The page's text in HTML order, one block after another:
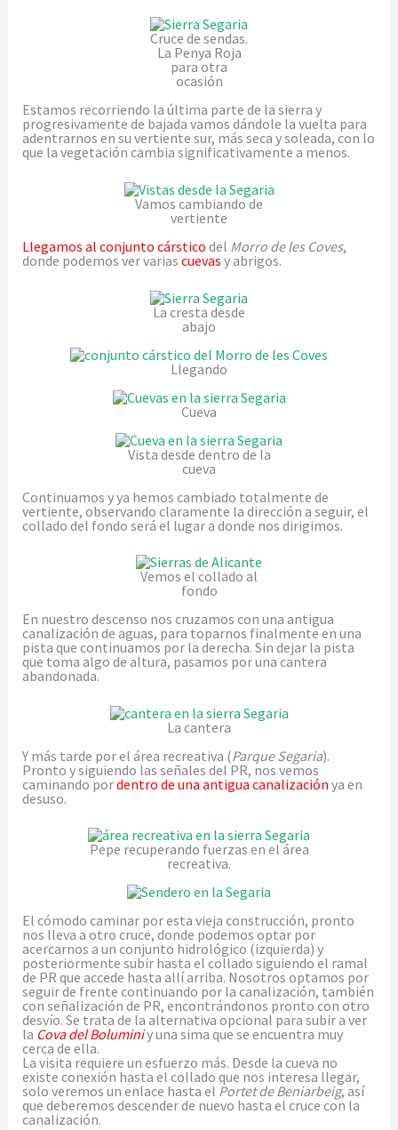
Cruce de sendas.
La Penya Roja
para otra
ocasión
Estamos recorriendo la última parte de la sierra y
progresivamente de bajada vamos dándole la vuelta para
adentrarnos en su vertiente sur, más seca y soleada, con lo
que la vegetación cambia significativamente a menos.
Vamos cambiando de
vertiente
Llegamos al conjunto cárstico del Morro de les Coves,
donde podemos ver varias cuevas y abrigos.
La cresta desde
abajo
Llegando
Cueva
Vista desde dentro de la
cueva
Continuamos y ya hemos cambiado totalmente de
vertiente, observando claramente la dirección a seguir, el
collado del fondo será el lugar a donde nos dirigimos.
Vemos el collado al
fondo
En nuestro descenso nos cruzamos con una antigua
canalización de aguas, para toparnos finalmente en una
pista que continuamos por la derecha. Sin dejar la pista
que toma algo de altura, pasamos por una cantera
abandonada.
La cantera
Y más tarde por el área recreativa (Parque Segaria).
Pronto y siguiendo las señales del PR, nos vemos
caminando pordentro de una antigua canalización ya en
desuso.
Pepe recuperando fuerzas en el área
recreativa.
El cómodo caminar por esta vieja construcción, pronto
nos lleva a otro cruce, donde podemos optar por
acercarnos a un conjunto hidrológico (izquierda) y
posteriormente subir hasta el collado siguiendo el ramal
de PR que accede hasta allí arriba. Nosotros optamos por
seguir de frente continuando por la canalización, también
con señalización de PR, encontrándonos pronto con otro
desvío. Se trata de la alternativa opcional para subir a ver
la Cova del Boluminiy una sima que se encuentra muy
cerca de ella.
La visita requiere un esfuerzo más. Desde la cueva no
existe conexión hasta el collado que nos interesa llegar,
solo veremos un enlace hasta el Portet de Beniarbeig, así
que deberemos descender de nuevo hasta el cruce con la
canalización.